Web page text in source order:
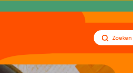
Zoeken